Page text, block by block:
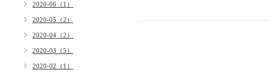
2020-06（1）
2020-05（2）
2020-04（2）
2020-03（5）
2020-02（1）